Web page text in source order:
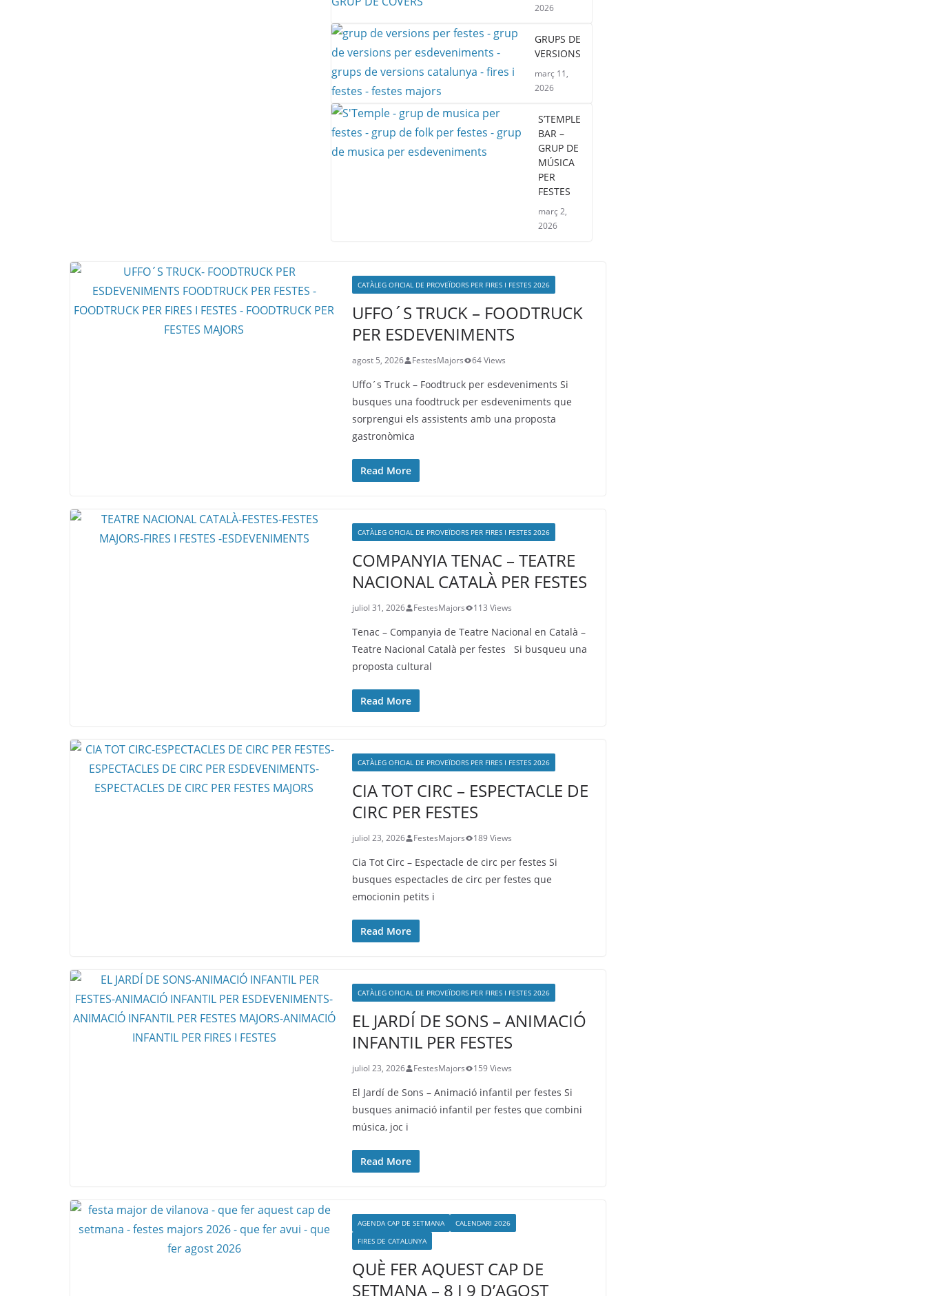
2026
GRUPS DE
VERSIONS
març 11,
2026
S’TEMPLE
BAR –
GRUP DE
MÚSICA
PER
FESTES
març 2,
2026
CATÀLEG OFICIAL DE PROVEÏDORS PER FIRES I FESTES 2026
UFFO´S TRUCK – FOODTRUCK
PER ESDEVENIMENTS
agost 5, 2026 FestesMajors 64 Views
Uffo´s Truck – Foodtruck per esdeveniments Si
busques una foodtruck per esdeveniments que
sorprengui els assistents amb una proposta
gastronòmica
Read More
CATÀLEG OFICIAL DE PROVEÏDORS PER FIRES I FESTES 2026
COMPANYIA TENAC – TEATRE
NACIONAL CATALÀ PER FESTES
juliol 31, 2026 FestesMajors 113 Views
Tenac – Companyia de Teatre Nacional en Català –
Teatre Nacional Català per festes Si busqueu una
proposta cultural
Read More
CATÀLEG OFICIAL DE PROVEÏDORS PER FIRES I FESTES 2026
CIA TOT CIRC – ESPECTACLE DE
CIRC PER FESTES
juliol 23, 2026 FestesMajors 189 Views
Cia Tot Circ – Espectacle de circ per festes Si
busques espectacles de circ per festes que
emocionin petits i
Read More
CATÀLEG OFICIAL DE PROVEÏDORS PER FIRES I FESTES 2026
EL JARDÍ DE SONS – ANIMACIÓ
INFANTIL PER FESTES
juliol 23, 2026 FestesMajors 159 Views
El Jardí de Sons – Animació infantil per festes Si
busques animació infantil per festes que combini
música, joc i
Read More
AGENDA CAP DE SETMANA
CALENDARI 2026
FIRES DE CATALUNYA
QUÈ FER AQUEST CAP DE
SETMANA – 8 I 9 D’AGOST